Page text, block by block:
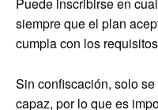
Puede inscribirse en
siempre que el plan
cumpla con los
Sin confiscación, solo
capaz, por lo que es